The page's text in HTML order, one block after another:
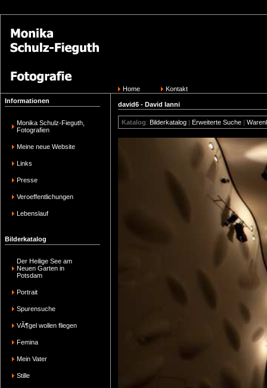
Home
Kontakt
Informationen
Monika Schulz-Fieguth,
Fotografien
Meine neue Website
Links
Presse
Veroeffentlichungen
Lebenslauf
Bilderkatalog
Der Heilige See am
Neuen Garten in
Potsdam
Portrait
Spurensuche
VÃ¶gel wollen fliegen
Femina
Mein Vater
Stille
david6 - David Ianni
Katalog: Bilderkatalog | Erweiterte Suche |